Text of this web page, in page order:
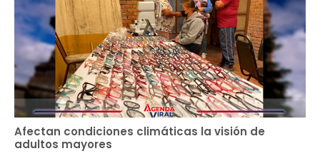
Afectan condiciones climáticas la visión de
adultos mayores